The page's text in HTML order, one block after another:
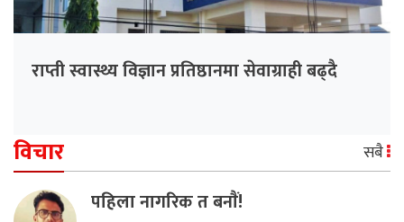
राप्ती स्वास्थ्य विज्ञान प्रतिष्ठानमा सेवाग्राही बढ्दै
विचार सबै
पहिला नागरिक त बनाैं!